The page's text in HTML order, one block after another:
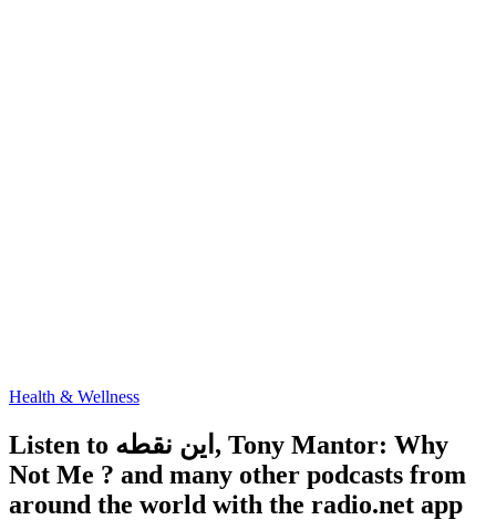
Health & Wellness
Listen to این نقطه, Tony Mantor: Why
Not Me ? and many other podcasts from
around the world with the radio.net app